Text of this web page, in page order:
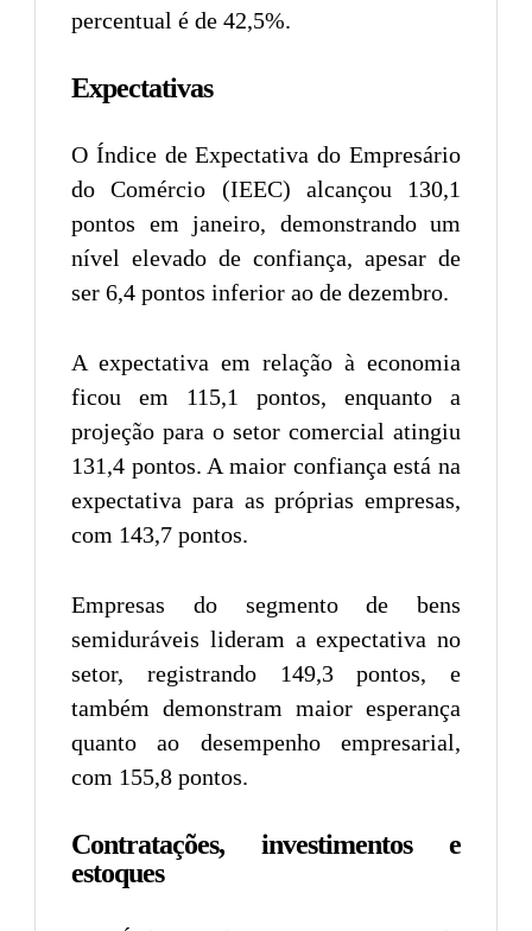
percentual é de 42,5%.
Expectativas
O Índice de Expectativa do Empresário
do Comércio (IEEC) alcançou 130,1
pontos em janeiro, demonstrando um
nível elevado de confiança, apesar de
ser 6,4 pontos inferior ao de dezembro.
A expectativa em relação à economia
ficou em 115,1 pontos, enquanto a
projeção para o setor comercial atingiu
131,4 pontos. A maior confiança está na
expectativa para as próprias empresas,
com 143,7 pontos.
Empresas do segmento de bens
semiduráveis lideram a expectativa no
setor, registrando 149,3 pontos, e
também demonstram maior esperança
quanto ao desempenho empresarial,
com 155,8 pontos.
Contratações, investimentos e
estoques